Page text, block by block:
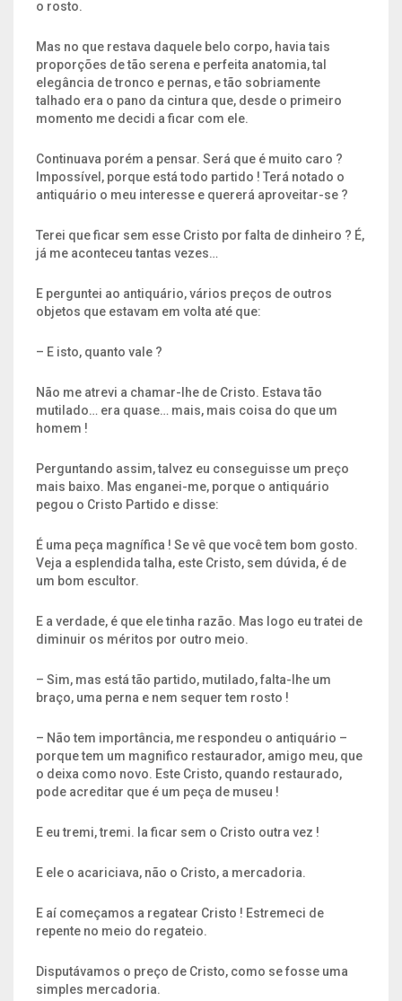
o rosto.
Mas no que restava daquele belo corpo, havia tais
proporções de tão serena e perfeita anatomia, tal
elegância de tronco e pernas, e tão sobriamente
talhado era o pano da cintura que, desde o primeiro
momento me decidi a ficar com ele.
Continuava porém a pensar. Será que é muito caro ?
Impossível, porque está todo partido ! Terá notado o
antiquário o meu interesse e quererá aproveitar-se ?
Terei que ficar sem esse Cristo por falta de dinheiro ? É,
já me aconteceu tantas vezes…
E perguntei ao antiquário, vários preços de outros
objetos que estavam em volta até que:
– E isto, quanto vale ?
Não me atrevi a chamar-lhe de Cristo. Estava tão
mutilado… era quase… mais, mais coisa do que um
homem !
Perguntando assim, talvez eu conseguisse um preço
mais baixo. Mas enganei-me, porque o antiquário
pegou o Cristo Partido e disse:
É uma peça magnífica ! Se vê que você tem bom gosto.
Veja a esplendida talha, este Cristo, sem dúvida, é de
um bom escultor.
E a verdade, é que ele tinha razão. Mas logo eu tratei de
diminuir os méritos por outro meio.
– Sim, mas está tão partido, mutilado, falta-lhe um
braço, uma perna e nem sequer tem rosto !
– Não tem importância, me respondeu o antiquário –
porque tem um magnifico restaurador, amigo meu, que
o deixa como novo. Este Cristo, quando restaurado,
pode acreditar que é um peça de museu !
E eu tremi, tremi. Ia ficar sem o Cristo outra vez !
E ele o acariciava, não o Cristo, a mercadoria.
E aí começamos a regatear Cristo ! Estremeci de
repente no meio do regateio.
Disputávamos o preço de Cristo, como se fosse uma
simples mercadoria.